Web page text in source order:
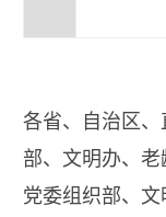
各省、自治区
部、文明办、老
党委组织部、文